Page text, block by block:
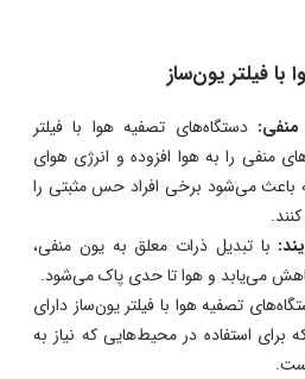
فیلتر یون‌ساز
دستگاه‌های تصفیه هوا با فیلتر
منفی را به هوا افزوده و انرژی هوای
باعث می‌شود برخی افراد حس مثبتی را
با تبدیل ذرات معلق به یون منفی،
می‌یابد و هوا تا حدی پاک می‌شود.
تصفیه هوا با فیلتر یون‌ساز دارای
استفاده در محیط‌هایی که نیاز به